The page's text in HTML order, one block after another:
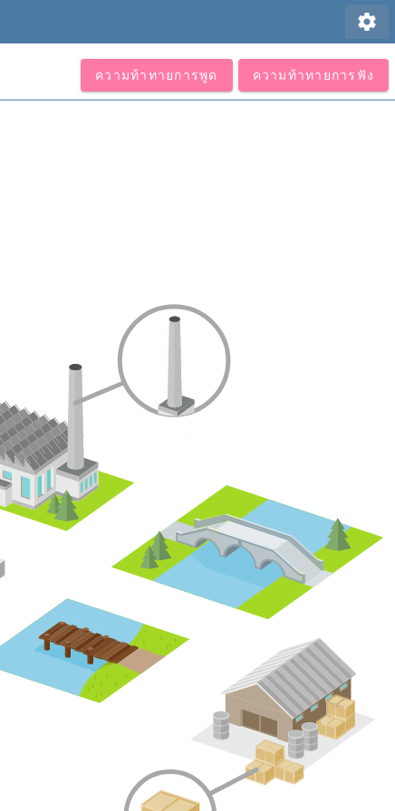
settings
ความท้าทายการพูด ความท้าทายการฟัง